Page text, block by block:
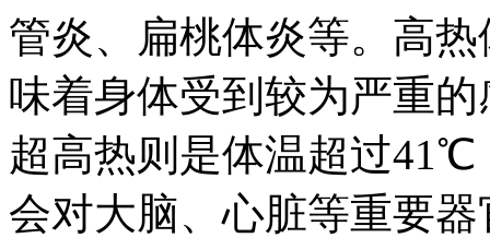
管炎、扁桃体炎等。高
味着身体受到较为严重
超高热则是体温超过
会对大脑、心脏等重要